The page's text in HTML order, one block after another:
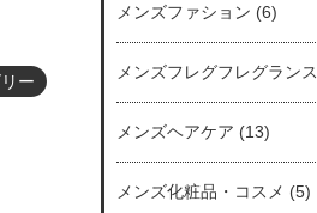
ー
メンズファション (6)
メンズフレグフレグランス
メンズヘアケア (13)
メンズ化粧品・コスメ (5)